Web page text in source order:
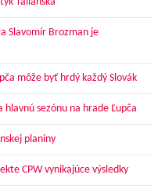
Talianska
Slavomír Brozman je
môže byť hrdý každý Slovák
sezónu na hrade Ľupča
planiny
CPW vynikajúce výsledky